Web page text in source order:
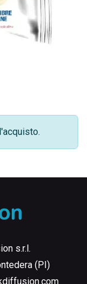
s.r.l.
(PI)